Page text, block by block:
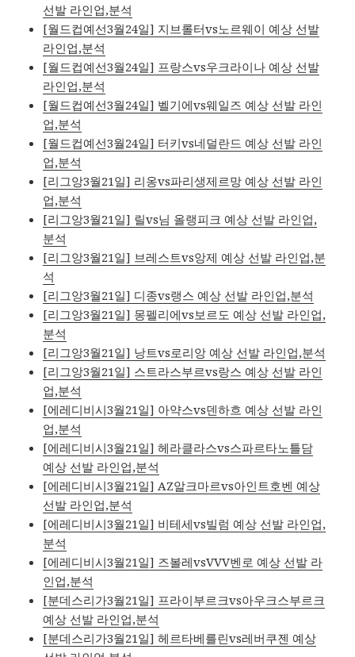
선발 라인업,분석
[월드컵예선3월24일] 지브롤터vs노르웨이 예상 선발
라인업,분석
[월드컵예선3월24일] 프랑스vs우크라이나 예상 선발
라인업,분석
[월드컵예선3월24일] 벨기에vs웨일즈 예상 선발 라인
업,분석
[월드컵예선3월24일] 터키vs네덜란드 예상 선발 라인
업,분석
[리그앙3월21일] 리옹vs파리생제르망 예상 선발 라인
업,분석
[리그앙3월21일] 릴vs님 올랭피크 예상 선발 라인업,
분석
[리그앙3월21일] 브레스트vs앙제 예상 선발 라인업,분
석
[리그앙3월21일] 디종vs랭스 예상 선발 라인업,분석
[리그앙3월21일] 몽펠리에vs보르도 예상 선발 라인업,
분석
[리그앙3월21일] 낭트vs로리앙 예상 선발 라인업,분석
[리그앙3월21일] 스트라스부르vs랑스 예상 선발 라인
업,분석
[에레디비시3월21일] 아약스vs덴하흐 예상 선발 라인
업,분석
[에레디비시3월21일] 헤라클라스vs스파르타노틀담
예상 선발 라인업,분석
[에레디비시3월21일] AZ알크마르vs아인트호벤 예상
선발 라인업,분석
[에레디비시3월21일] 비테세vs빌럼 예상 선발 라인업,
분석
[에레디비시3월21일] 즈볼레vsVVV벤로 예상 선발 라
인업,분석
[분데스리가3월21일] 프라이부르크vs아우크스부르크
예상 선발 라인업,분석
[분데스리가3월21일] 헤르타베를린vs레버쿠젠 예상